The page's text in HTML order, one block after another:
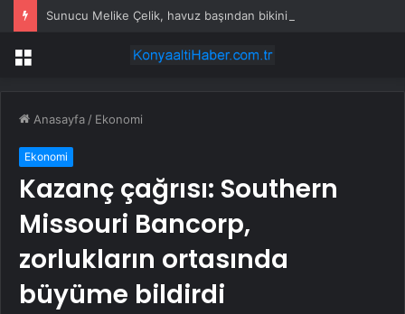
Sunucu Melike Çelik, havuz başından bikinili video paylaştı
Menü
Anasayfa / Ekonomi
Ekonomi
Kazanç çağrısı: Southern
Missouri Bancorp,
zorlukların ortasında
büyüme bildirdi